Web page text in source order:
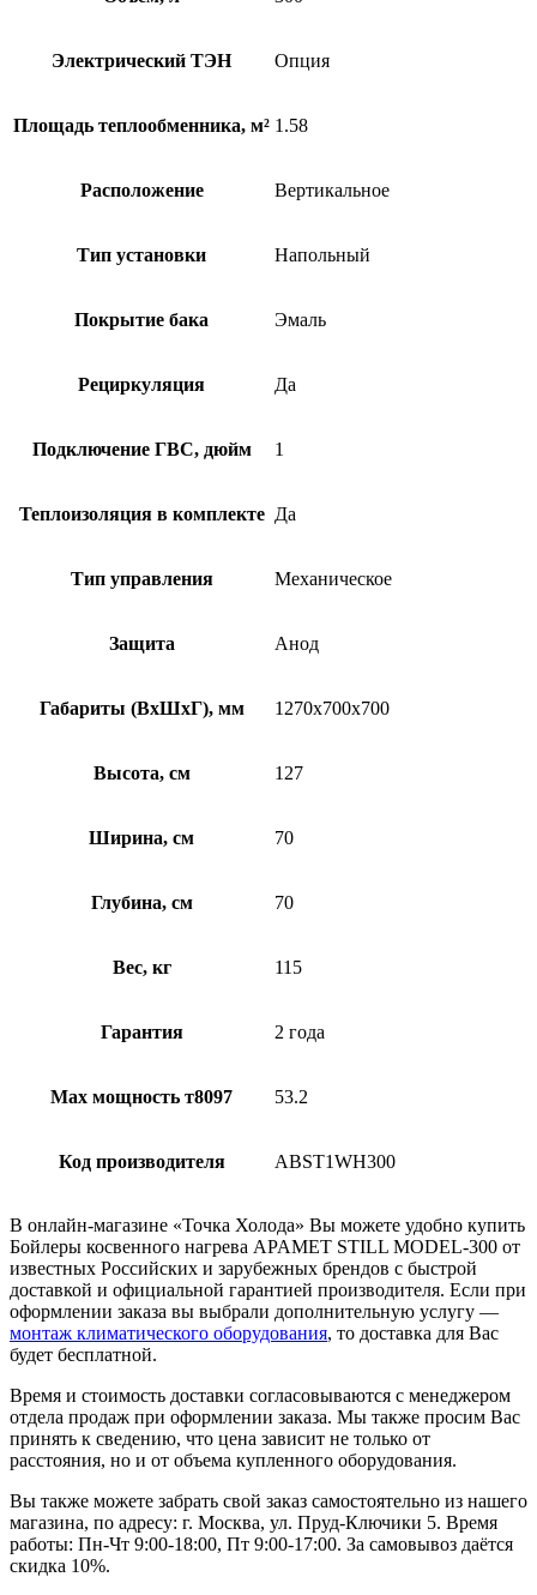
Электрический ТЭН Опция
Площадь теплообменника, м² 1.58
Расположение Вертикальное
Тип установки Напольный
Покрытие бака Эмаль
Рециркуляция Да
Подключение ГВС, дюйм 1
Теплоизоляция в комплекте Да
Тип управления Механическое
Защита Анод
Габариты (ВхШхГ), мм 1270x700x700
Высота, см 127
Ширина, см 70
Глубина, см 70
Вес, кг 115
Гарантия 2 года
Max мощность т8097 53.2
Код производителя ABST1WH300
В онлайн-магазине «Точка Холода» Вы можете удобно купить
Бойлеры косвенного нагрева APAMET STILL MODEL-300 от
известных Российских и зарубежных брендов с быстрой
доставкой и официальной гарантией производителя. Если при
оформлении заказа вы выбрали дополнительную услугу —
монтаж климатического оборудования, то доставка для Вас
будет бесплатной.
Время и стоимость доставки согласовываются с менеджером
отдела продаж при оформлении заказа. Мы также просим Вас
принять к сведению, что цена зависит не только от
расстояния, но и от объема купленного оборудования.
Вы также можете забрать свой заказ самостоятельно из нашего
магазина, по адресу: г. Москва, ул. Пруд-Ключики 5. Время
работы: Пн-Чт 9:00-18:00, Пт 9:00-17:00. За самовывоз даётся
скидка 10%.